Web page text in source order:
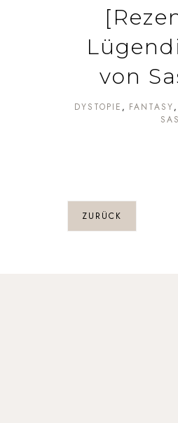
von
DYSTOPIE FANTASY
ZURÜCK